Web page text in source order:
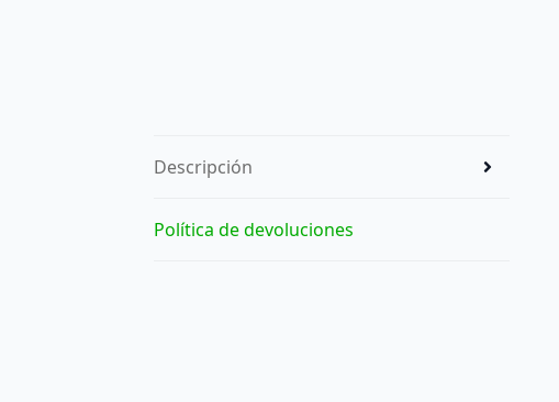
Descripción
Política de devoluciones